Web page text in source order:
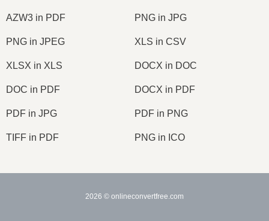
AZW3 in PDF PNG in JPG
PNG in JPEG XLS in CSV
XLSX in XLS DOCX in DOC
DOC in PDF DOCX in PDF
PDF in JPG PDF in PNG
TIFF in PDF PNG in ICO
2026 © onlineconvertfree.com